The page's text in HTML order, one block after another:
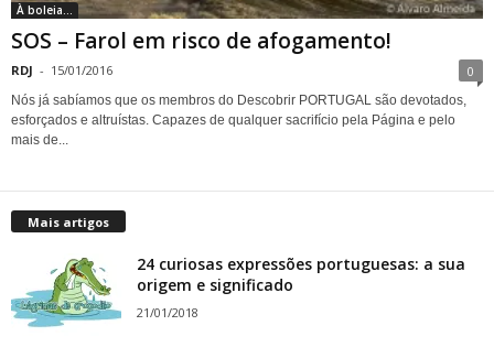
À boleia...
SOS – Farol em risco de afogamento!
RDJ - 15/01/2016 0
Nós já sabíamos que os membros do Descobrir PORTUGAL são devotados,
esforçados e altruístas. Capazes de qualquer sacrifício pela Página e pelo
mais de...
Mais artigos
24 curiosas expressões portuguesas: a sua
origem e significado
21/01/2018